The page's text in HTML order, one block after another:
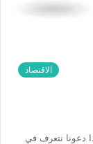
الاقتصاد
دعونا نتعرف في